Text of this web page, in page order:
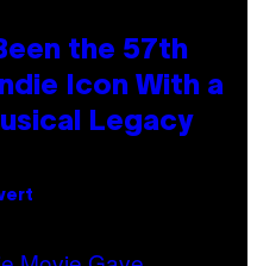
the 57th
Icon With a
Legacy